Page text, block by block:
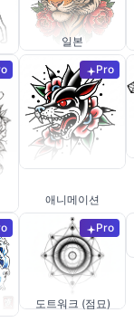
일본
Pro
애니메이션
Pro
도트워크 (점묘)